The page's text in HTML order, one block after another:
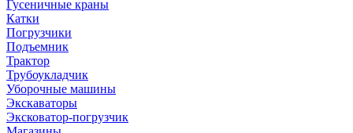
Гусеничные краны
Катки
Погрузчики
Подъемник
Трактор
Трубоукладчик
Уборочные машины
Экскаваторы
Эксковатор-погрузчик